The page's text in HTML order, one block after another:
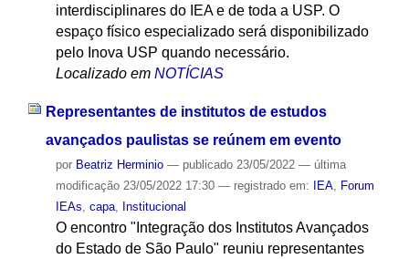
interdisciplinares do IEA e de toda a USP. O
espaço físico especializado será disponibilizado
pelo Inova USP quando necessário.
Localizado em NOTÍCIAS
Representantes de institutos de estudos
avançados paulistas se reúnem em evento
por Beatriz Herminio — publicado23/05/2022 — última
modificação23/05/2022 17:30 — registrado em: IEA, Forum
IEAs, capa, Institucional
O encontro "Integração dos Institutos Avançados
do Estado de São Paulo" reuniu representantes